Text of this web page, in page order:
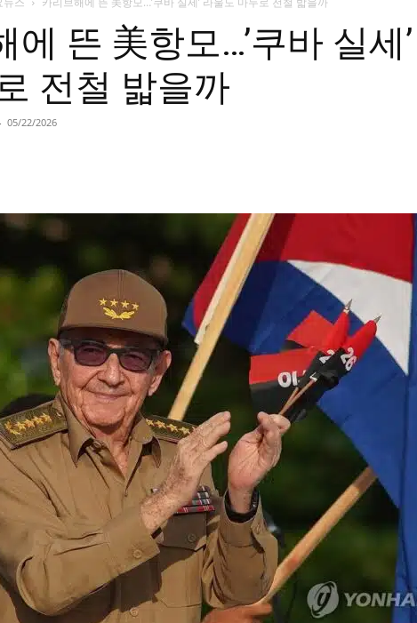
에 뜬 美항모…’쿠바 실세
전철 밟을까
05/22/2026